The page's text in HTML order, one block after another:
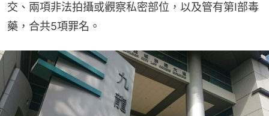
交、兩項非法拍攝或觀察私密部位，以及管有第I部毒
藥，合共5項罪名。